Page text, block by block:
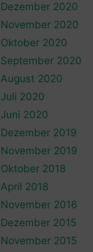
Dezember 2020
November 2020
Oktober 2020
September 2020
August 2020
Juli 2020
Juni 2020
Dezember 2019
November 2019
Oktober 2018
April 2018
November 2016
Dezember 2015
November 2015